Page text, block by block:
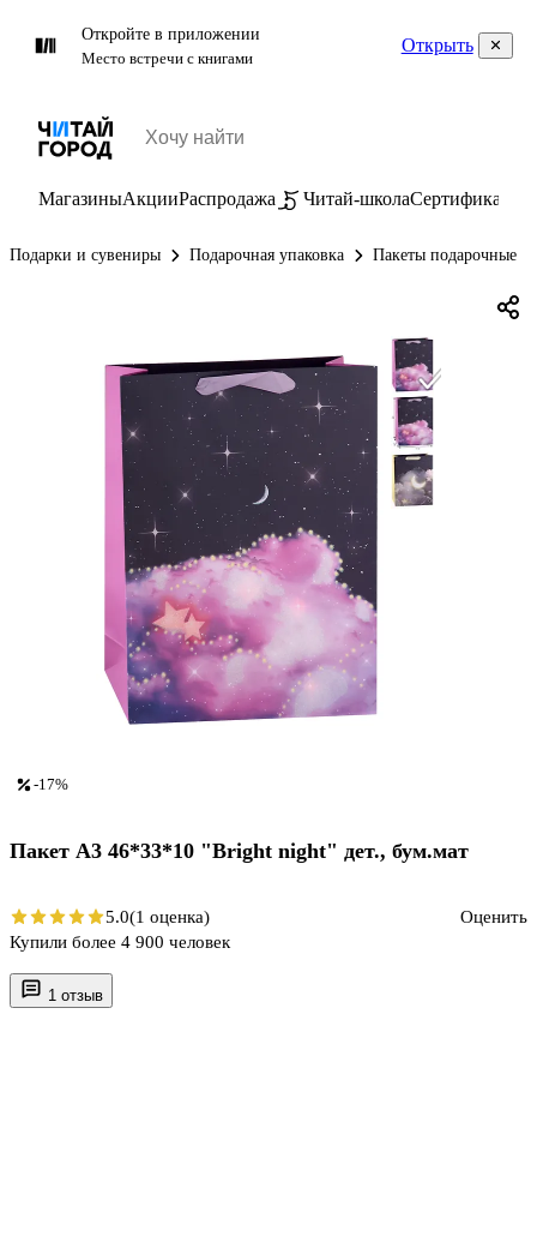
Откройте в приложении
Место встречи с книгами
Открыть
МагазиныАкцииРаспродажа Читай-школаСертификаты
Подарки и сувениры Подарочная упаковка Пакеты подарочные
1 отзыв
-17%
Пакет А3 46*33*10 "Bright night" дет., бум.мат
5.0(1 оценка)
Оценить
Купили более 4 900 человек